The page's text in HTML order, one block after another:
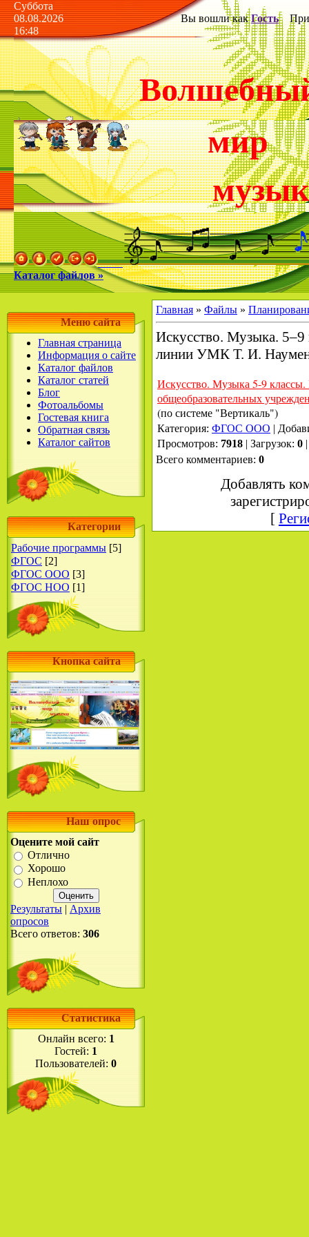
Суббота
08.08.2026
16:48
Вы вошли как Гость
мир
Каталог файлов »
Меню сайта
Главная страница
Информация о сайте
Каталог файлов
Каталог статей
Блог
Фотоальбомы
Гостевая книга
Обратная связь
Каталог сайтов
Категории
Рабочие программы [5]
ФГОС [2]
ФГОС ООО [3]
ФГОС НОО [1]
Кнопка сайта
Наш опрос
Оцените мой сайт
Отлично
Хорошо
Неплохо
Результаты | Архив
опросов
Всего ответов: 306
Статистика
Онлайн всего: 1
Гостей: 1
Пользователей: 0
Главная » Файлы »
Искусство. Музыка. 5–9
линии УМК Т. И.
Искусство. Музыка 5-9 классы.
общеобразовательных
(по системе "Вертикаль")
Категория: ФГОС ООО |
Просмотров: 7918 | Загрузок: 0
Всего комментариев: 0
Добавлять
[